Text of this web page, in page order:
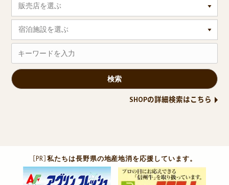
販売店を選ぶ
宿泊施設を選ぶ
SHOPの詳細検索はこちら
［PR］私たちは長野県の地産地消を応援しています。